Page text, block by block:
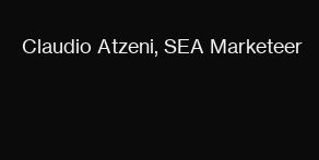
Claudio Atzeni, SEA Marketeer